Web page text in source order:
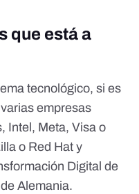
que está a
tecnológico, si es
varias empresas
Intel, Meta, Visa o
o Red Hat y
Digital de
Alemania.